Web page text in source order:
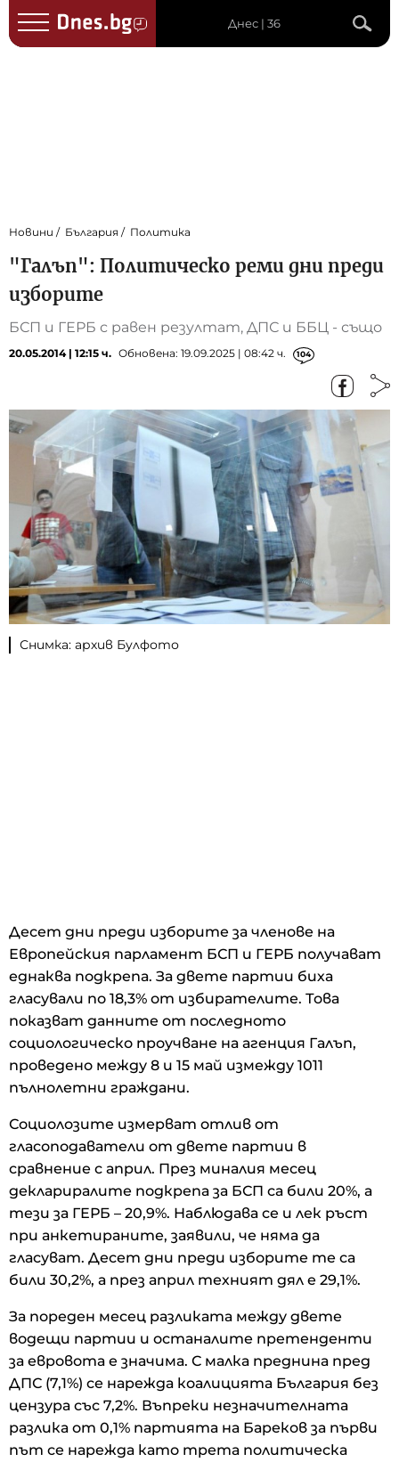
Днес | 36
Новини България Политика
"Галъп": Политическо реми дни преди
изборите
БСП и ГЕРБ с равен резултат, ДПС и ББЦ - също
20.05.2014 | 12:15 ч. Обновена: 19.09.2025 | 08:42 ч. 104
Снимка: архив Булфото
Десет дни преди изборите за членове на
Европейския парламент БСП и ГЕРБ получават
еднаква подкрепа. За двете партии биха
гласували по 18,3% от избирателите. Това
показват данните от последното
социологическо проучване на агенция Галъп,
проведено между 8 и 15 май измежду 1011
пълнолетни граждани.
Социолозите измерват отлив от
гласоподаватели от двете партии в
сравнение с април. През миналия месец
деклариралите подкрепа за БСП са били 20%, а
тези за ГЕРБ – 20,9%. Наблюдава се и лек ръст
при анкетираните, заявили, че няма да
гласуват. Десет дни преди изборите те са
били 30,2%, а през април техният дял е 29,1%.
За пореден месец разликата между двете
водещи партии и останалите претенденти
за евровота е значима. С малка преднина пред
ДПС (7,1%) се нарежда коалицията България без
цензура със 7,2%. Въпреки незначителната
разлика от 0,1% партията на Бареков за първи
път се нарежда като трета политическа